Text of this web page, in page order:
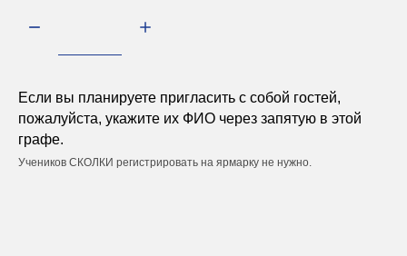
Если вы планируете пригласить с собой гостей,
пожалуйста, укажите их ФИО через запятую в этой
графе.
Учеников СКОЛКИ регистрировать на ярмарку не нужно.